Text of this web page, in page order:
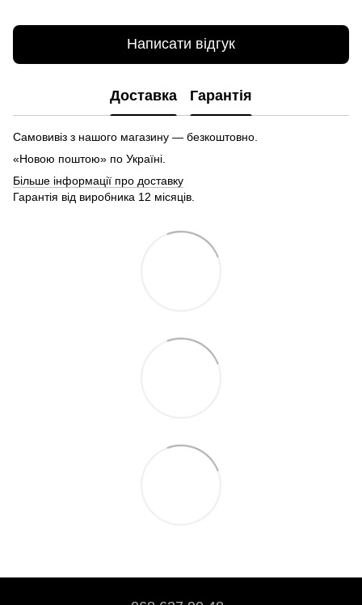
Написати відгук
Доставка Гарантія
Самовивіз з нашого магазину — безкоштовно.
«Новою поштою» по Україні.
Більше інформації про доставку
Гарантія від виробника 12 місяців.